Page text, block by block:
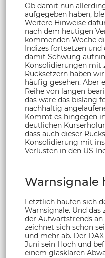
Ob damit nun
aufgegeben haben,
Weitere Hinweise
nach dem heutigen
kommenden Woche
Indizes fortsetzen
damit Schwung
Konsolidierungen mit
Rücksetzern haben
häufig gesehen. Aber
Reihe von langen
das wäre das bislang
nachhaltig
Kommt es hingegen
deutlichen
dass auch dieser
Konsolidierung mit
Verlusten in den US-
Warnsignale
Letztlich häufen sich
Warnsignale. Und
der Aufwärtstrends
zeichnet sich schon
und mehr ab. Der
Juni sein Hoch und
einem glasklaren